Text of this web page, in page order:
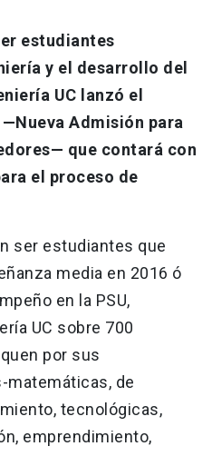
launch
estudiantes
y el desarrollo del
UC lanzó el
Admisión para
que contará con
el proceso de
ser estudiantes que
media en 2016 ó
en la PSU,
UC sobre 700
por sus
de
tecnológicas,
emprendimiento,